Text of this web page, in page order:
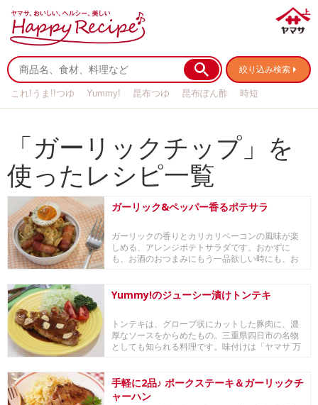
絞り込み検索
これ!うま!!つゆ Yummy! 昆布つゆ 昆布ぽん酢
時短
「ガーリックチップ」を
使ったレシピ一覧
ガーリック&ペッパー香るポテサラ
ガーリックの香りとカリカリベーコンの風味が楽
しめる、アレンジポテトサラダです。おかずに
も、お酒のおつまみにもう一品欲しい時にも、お
Yummy!のジューシー漬け​トンテキ
トンテキは、グローブ状にカットした豚肉に、濃
厚なソースをからめたもの。三重県四日市の名物
としても知られる料理です。味付けは「ヤマサ 万
手軽に2品♪ ポークステーキ＆ガーリックチ
ャーハン